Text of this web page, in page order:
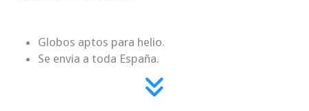
Globos aptos para helio.
Se envia a toda España.